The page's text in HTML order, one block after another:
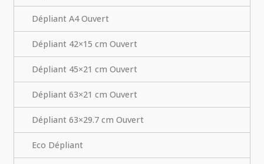
Dépliant A4 Ouvert
Dépliant 42×15 cm Ouvert
Dépliant 45×21 cm Ouvert
Dépliant 63×21 cm Ouvert
Dépliant 63×29.7 cm Ouvert
Eco Dépliant